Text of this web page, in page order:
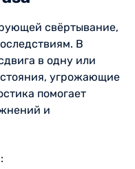
свёртывание,
В
в одну или
угрожающие
помогает
и